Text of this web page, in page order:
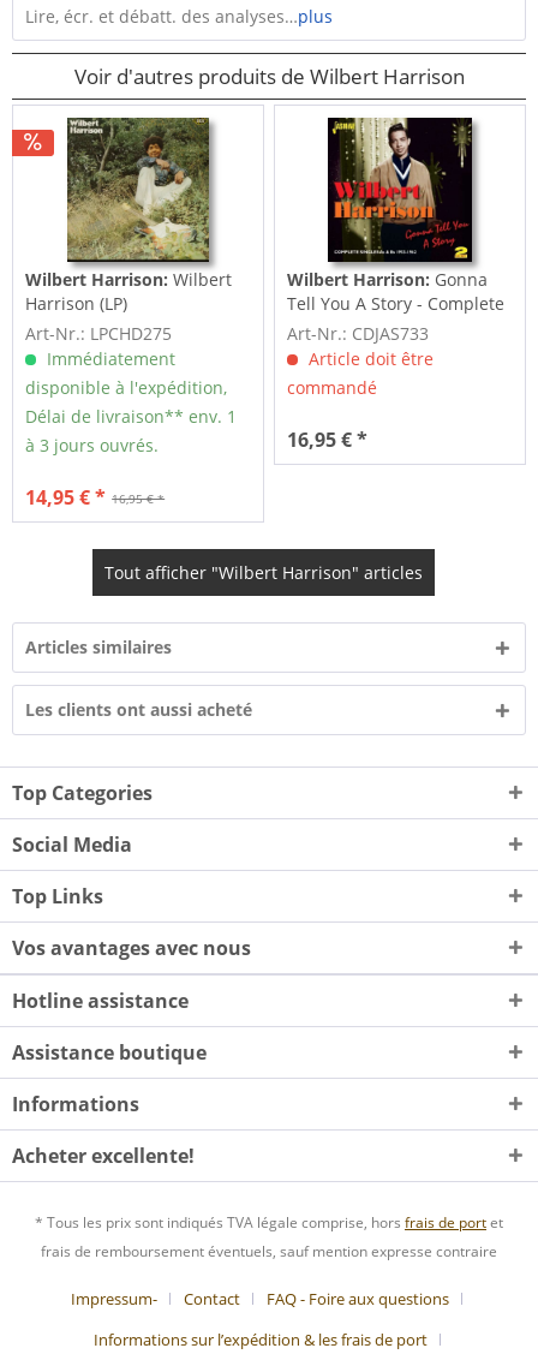
Lire, écr. et débatt. des analyses…plus
Voir d'autres produits de Wilbert Harrison
Wilbert Harrison:Wilbert
Harrison (LP)
Art-Nr.: LPCHD275
Immédiatement
disponible à l'expédition,
Délai de livraison** env. 1
à 3 jours ouvrés.
16,95 € *
14,95 € *
Wilbert Harrison: Gonna
Tell You A Story - Complete
Singles As &...
Art-Nr.: CDJAS733
Article doit être
commandé
16,95 € *
Tout afficher "Wilbert Harrison" articles
Articles similaires
Les clients ont aussi acheté
Top Categories
Social Media
Top Links
Vos avantages avec nous
Hotline assistance
Assistance boutique
Informations
Acheter excellente!
* Tous les prix sont indiqués TVA légale comprise, hors frais de portet
frais de remboursement éventuels, sauf mention expresse contraire
Impressum- Contact
FAQ - Foire aux questions
Informations sur l’expédition & les frais de port